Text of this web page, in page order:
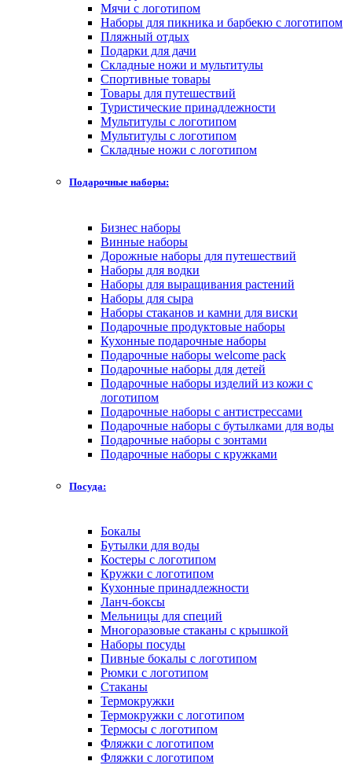
Мячи с логотипом
Наборы для пикника и барбекю с логотипом
Пляжный отдых
Подарки для дачи
Складные ножи и мультитулы
Спортивные товары
Товары для путешествий
Туристические принадлежности
Мультитулы с логотипом
Мультитулы с логотипом
Складные ножи с логотипом
Подарочные наборы:
Бизнес наборы
Винные наборы
Дорожные наборы для путешествий
Наборы для водки
Наборы для выращивания растений
Наборы для сыра
Наборы стаканов и камни для виски
Подарочные продуктовые наборы
Кухонные подарочные наборы
Подарочные наборы welcome pack
Подарочные наборы для детей
Подарочные наборы изделий из кожи с
логотипом
Подарочные наборы с антистрессами
Подарочные наборы с бутылками для воды
Подарочные наборы с зонтами
Подарочные наборы с кружками
Посуда:
Бокалы
Бутылки для воды
Костеры с логотипом
Кружки с логотипом
Кухонные принадлежности
Ланч-боксы
Мельницы для специй
Многоразовые стаканы с крышкой
Наборы посуды
Пивные бокалы с логотипом
Рюмки с логотипом
Стаканы
Термокружки
Термокружки с логотипом
Термосы с логотипом
Фляжки с логотипом
Фляжки с логотипом